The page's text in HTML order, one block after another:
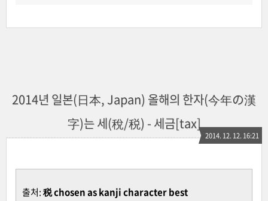
2014년 일본(日本, Japan) 올해의 한자(今年の漢
字)는 세(稅/税) - 세금[tax]
2014. 12. 12. 16:21
출처:税 chosen as kanji character best